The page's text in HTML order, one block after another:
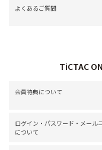
よくあるご質問
TiCTAC
会員特典について
ログイン・パスワード・メール
について